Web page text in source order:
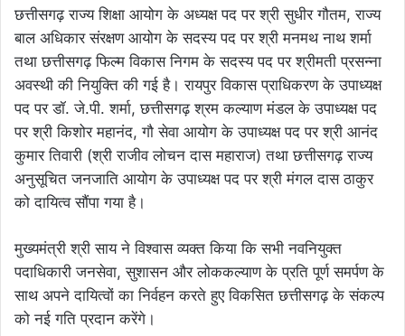
छत्तीसगढ़ राज्य शिक्षा आयोग के अध्यक्ष पद पर श्री सुधीर गौतम, राज्य
बाल अधिकार संरक्षण आयोग के सदस्य पद पर श्री मनमथ नाथ शर्मा
तथा छत्तीसगढ़ फिल्म विकास निगम के सदस्य पद पर श्रीमती प्रसन्ना
अवस्थी की नियुक्ति की गई है। रायपुर विकास प्राधिकरण के उपाध्यक्ष
पद पर डॉ. जे.पी. शर्मा, छत्तीसगढ़ श्रम कल्याण मंडल के उपाध्यक्ष पद
पर श्री किशोर महानंद, गौ सेवा आयोग के उपाध्यक्ष पद पर श्री आनंद
कुमार तिवारी (श्री राजीव लोचन दास महाराज) तथा छत्तीसगढ़ राज्य
अनुसूचित जनजाति आयोग के उपाध्यक्ष पद पर श्री मंगल दास ठाकुर
को दायित्व सौंपा गया है।
मुख्यमंत्री श्री साय ने विश्वास व्यक्त किया कि सभी नवनियुक्त
पदाधिकारी जनसेवा, सुशासन और लोककल्याण के प्रति पूर्ण समर्पण के
साथ अपने दायित्वों का निर्वहन करते हुए विकसित छत्तीसगढ़ के संकल्प
को नई गति प्रदान करेंगे।